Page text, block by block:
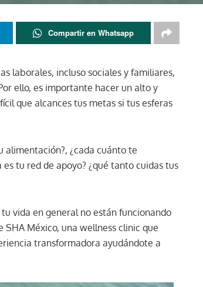
Compartir en Whatsapp
laborales, incluso sociales y familiares,
ello, es importante hacer un alto y
que alcances tus metas si tus esferas
alimentación?, ¿cada cuánto te
tu red de apoyo? ¿qué tanto cuidas tus
vida en general no están funcionando
México, una wellness clinic que
transformadora ayudándote a